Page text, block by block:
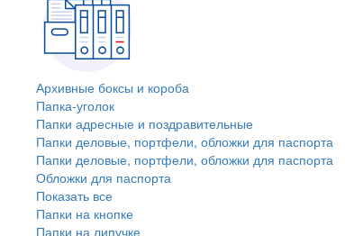
Архивные боксы и короба
Папка-уголок
Папки адресные и поздравительные
Папки деловые, портфели, обложки для паспорта
Папки деловые, портфели, обложки для паспорта
Обложки для паспорта
Показать все
Папки на кнопке
Папки на липучке